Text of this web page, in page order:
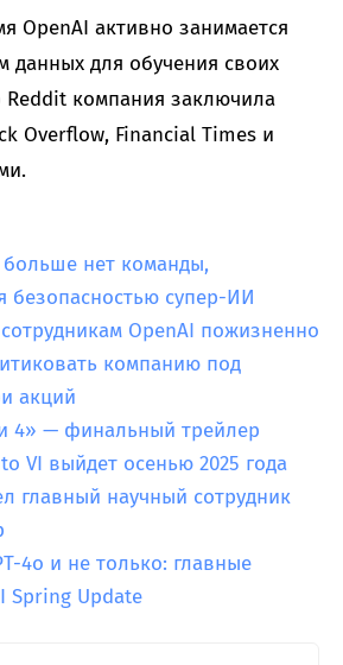
OpenAI активно занимается
данных для обучения своих
компания заключила
Overflow, Financial Times и
нет команды,
безопасностью супер-ИИ
OpenAI пожизненно
компанию под
акций
4» — финальный трейлер
VI выйдет осенью 2025 года
главный научный сотрудник
4o и не только: главные
Spring Update